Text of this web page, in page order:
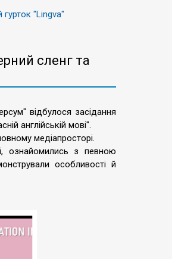
"Lingva"
сленг та
відбулося засідання
англійській мові".
медіапросторі.
ознайомились з певною
особливості й